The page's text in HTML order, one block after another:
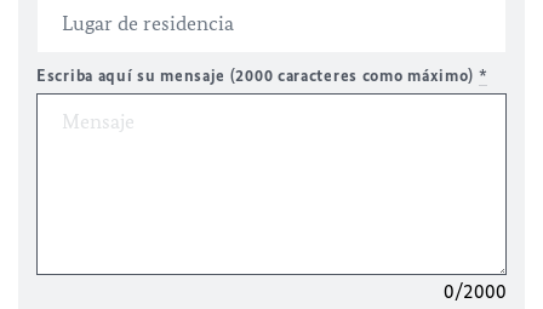
Escriba aquí su mensaje (2000 caracteres como máximo) *
0/2000